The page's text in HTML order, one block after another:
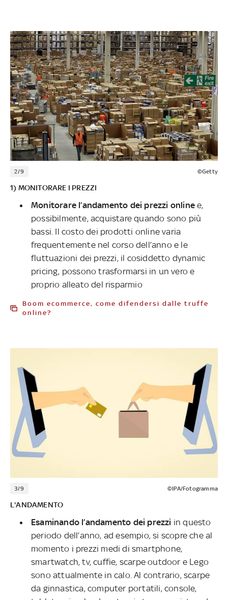
2/9 ©Getty
1) MONITORARE I PREZZI
Monitorare l’andamento dei prezzi onlinee,
possibilmente, acquistare quando sono più
bassi. Il costo dei prodotti online varia
frequentemente nel corso dell’anno e le
fluttuazioni dei prezzi, il cosiddetto dynamic
pricing, possono trasformarsi in un vero e
proprio alleato del risparmio
Boom ecommerce, come difendersi dalle truffe
online?
3/9 ©IPA/Fotogramma
L'ANDAMENTO
Esaminando l’andamento dei prezzi in questo
periodo dell’anno, ad esempio, si scopre che al
momento i prezzi medi di smartphone,
smartwatch, tv, cuffie, scarpe outdoor e Lego
sono attualmente in calo. Al contrario, scarpe
da ginnastica, computer portatili, console,